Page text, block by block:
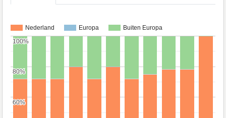
Nederland Europa Buiten Europa
60%
60%
80%
80%
100%
100%